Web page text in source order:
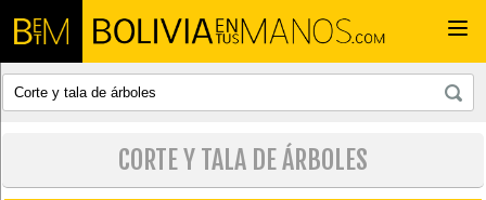
CORTE Y TALA DE ÁRBOLES